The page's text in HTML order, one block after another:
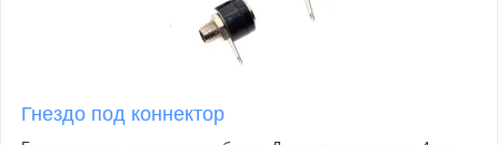
Гнездо под коннектор